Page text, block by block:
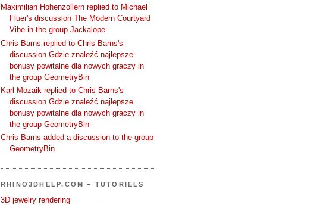
Maximilian Hohenzollern replied to Michael
Fluer's discussion The Modern Courtyard
Vibe in the group Jackalope
Chris Barns replied to Chris Barns's
discussion Gdzie znaleźć najlepsze
bonusy powitalne dla nowych graczy in
the group GeometryBin
Karl Mozaik replied to Chris Barns's
discussion Gdzie znaleźć najlepsze
bonusy powitalne dla nowych graczy in
the group GeometryBin
Chris Barns added a discussion to the group
GeometryBin
RHINO3DHELP.COM – TUTORIELS
3D jewelry rendering